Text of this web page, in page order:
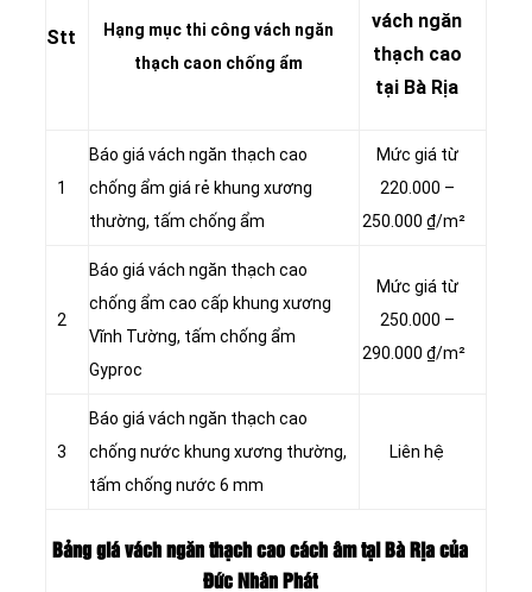
Stt
Hạng mục thi công vách ngăn
thạch caon chống ẩm
vách ngăn
thạch cao
tại Bà Rịa
1
Báo giá vách ngăn thạch cao
chống ẩm giá rẻ khung xương
thường, tấm chống ẩm
Mức giá từ
220.000 –
250.000 ₫/m²
2
Báo giá vách ngăn thạch cao
chống ẩm cao cấp khung xương
Vĩnh Tường, tấm chống ẩm
Gyproc
Mức giá từ
250.000 –
290.000 ₫/m²
3
Báo giá vách ngăn thạch cao
chống nước khung xương thường,
tấm chống nước 6 mm
Liên hệ
Bảng giá vách ngăn thạch cao cách âm tại Bà Rịa của
Đức Nhân Phát